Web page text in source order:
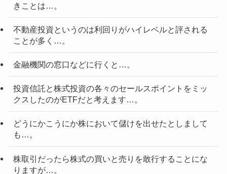
きことは…。
不動産投資というのは利回りがハイレベルと評される
ことが多く…。
金融機関の窓口などに行くと…。
投資信託と株式投資の各々のセールスポイントをミッ
クスしたのがETFだと考えます…。
どうにかこうにか株において儲けを出せたとしまして
も…。
株取引だったら株式の買いと売りを敢行することにな
りますが…。